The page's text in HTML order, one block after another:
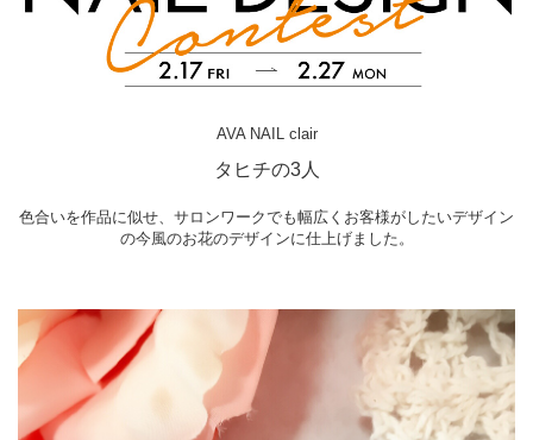
AVA NAIL clair
タヒチの3人
色合いを作品に似せ、サロンワークでも幅広くお客様がしたいデザイン
の今風のお花のデザインに仕上げました。